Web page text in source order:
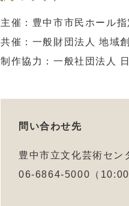
主催：豊中市市民ホール
共催：一般財団法人 地域
制作協力：一般社団法人
問い合わせ先
豊中市立文化芸術セン
06-6864-5000（10:00